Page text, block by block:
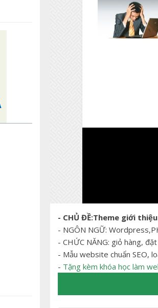
- CHỦ ĐỀ:Theme giới
- NGÔN NGỮ:
- CHỨC NĂNG: giỏ hàng,
- Mẫu website chuẩn SEO,
- Tặng kèm khóa học làm